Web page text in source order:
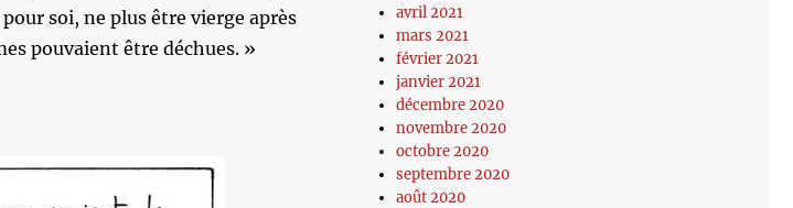
soi, ne plus être vierge après
pouvaient être déchues. »
avril 2021
mars 2021
février 2021
janvier 2021
décembre 2020
novembre 2020
octobre 2020
septembre 2020
août 2020